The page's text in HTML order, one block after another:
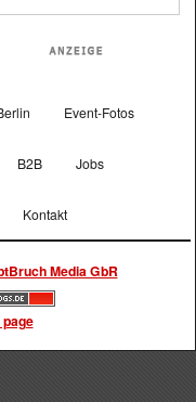
Event-Fotos
B2B Jobs
Kontakt
Media GbR